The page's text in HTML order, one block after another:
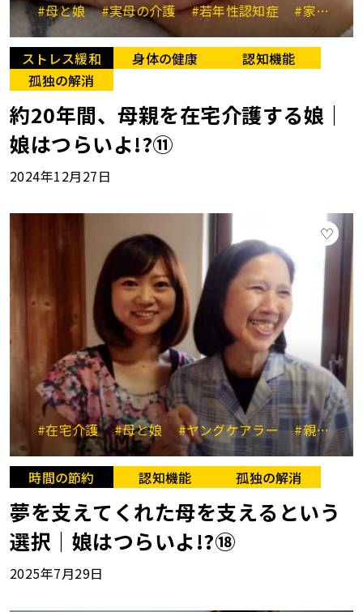
#母と娘 #実母の介護 #若年性認知症 #家族会
ストレス緩和 身体の健康
認知機能
孤独の解消
約20年間、母親を在宅介護する娘｜
娘はつらいよ!?⑪
2024年12月27日
#在宅介護 #母と娘 #ヤングケアラー #親子関係
時間の節約 認知機能 孤独の解消
夢を支えてくれた母を支えるという
選択｜娘はつらいよ!?⑱
2025年7月29日